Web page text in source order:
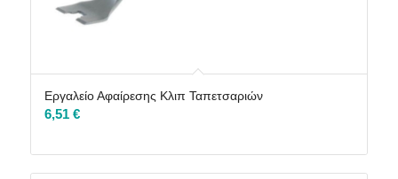
Εργαλείο Αφαίρεσης Κλιπ Ταπετσαριών
6,51 €